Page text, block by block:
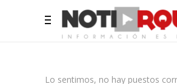
Lo sentimos, no hay puestos